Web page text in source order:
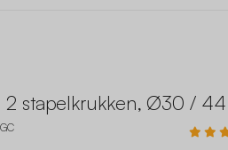
2 stapelkrukken, Ø30 /